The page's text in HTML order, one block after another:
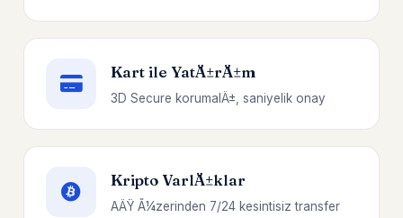
Kart ile YatÄ±rÄ±m
3D Secure korumalÄ±, saniyelik onay
Kripto VarlÄ±klar
AÄŸ Ã¼zerinden 7/24 kesintisiz transfer